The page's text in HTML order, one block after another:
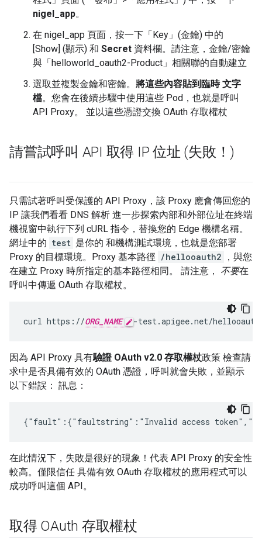
nigel_app。
在 nigel_app 頁面，按一下「Key」(金鑰) 中的
[Show] (顯示) 和 Secret 資料欄。請注意，金鑰/密鑰
與「helloworld_oauth2-Product」相關聯的自動建立
選取並複製金鑰和密鑰。 將這些內容貼到臨時 文字
檔。您會在後續步驟中使用這些 Pod，也就是呼叫
API Proxy。 並以這些憑證交換 OAuth 存取權杖
請嘗試呼叫 API 取得 IP 位址 (失敗！)
只需試著呼叫受保護的 API Proxy，該 Proxy 應會傳回您的
IP 讓我們看看 DNS 解析 進一步探索內部和外部位址在終端
機視窗中執行下列 cURL 指令，替換您的 Edge 機構名稱。
網址中的 test 是你的 和機構測試環境，也就是您部署
Proxy 的目標環境。Proxy 基本路徑 /hellooauth2
，與您
在建立 Proxy 時所指定的基本路徑相同。 請注意， 不要在
呼叫中傳遞 OAuth 存取權杖。
curl https://ORG_NAME -test.apigee.net/
因為 API Proxy 具有驗證 OAuth v2.0 存取權杖政策 檢查請
求中是否具備有效的 OAuth 憑證，呼叫就會失敗，並顯示
以下錯誤： 訊息：
{"fault":{"faultstring":"Invalid access
在此情況下，失敗是很好的現象！代表 API Proxy 的安全性
較高。僅限信任 具備有效 OAuth 存取權杖的應用程式可以
成功呼叫這個 API。
取得 OAuth 存取權杖